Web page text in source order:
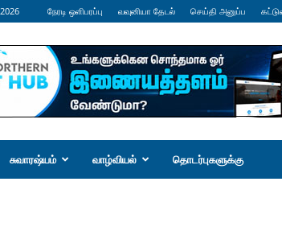
நேரடி ஒளிபரப்பு வவுனியா தேடல் செய்தி அனுப்ப
சுவாரஷ்யம் வாழ்வியல் தொடர்புகளுக்கு